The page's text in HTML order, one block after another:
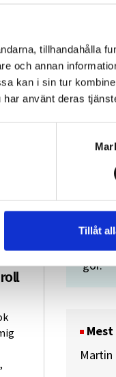
tillhandahålla
och annan
kan i sin tur
använt deras
Tillåt
Malin
gör.
Martin